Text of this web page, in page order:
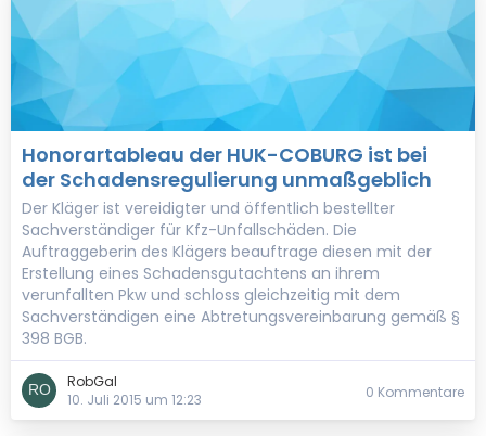
Honorartableau der HUK-COBURG ist bei
der Schadensregulierung unmaßgeblich
Der Kläger ist vereidigter und öffentlich bestellter
Sachverständiger für Kfz-Unfallschäden. Die
Auftraggeberin des Klägers beauftrage diesen mit der
Erstellung eines Schadensgutachtens an ihrem
verunfallten Pkw und schloss gleichzeitig mit dem
Sachverständigen eine Abtretungsvereinbarung gemäß §
398 BGB.
RobGal
10. Juli 2015 um 12:23
0 Kommentare